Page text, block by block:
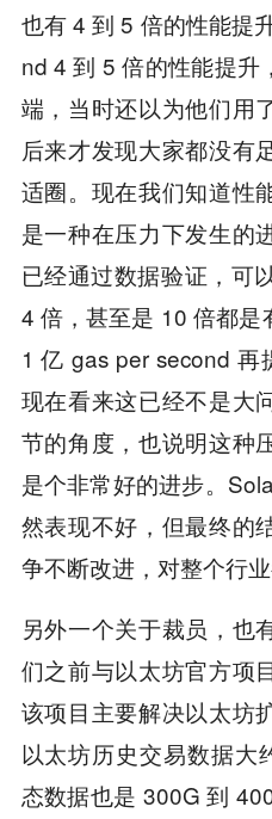
也有 4 到 5 倍的性能提
nd 4 到 5 倍的性能提升
端，当时还以为他们用
后来才发现大家都没有
适圈。现在我们知道性
是一种在压力下发生的
已经通过数据验证，可
4 倍，甚至是 10 倍都
1 亿 gas per second
现在看来这已经不是大
节的角度，也说明这种
是个非常好的进步。
然表现不好，但最终的
争不断改进，对整个行业
另外一个关于裁员，也
们之前与以太坊官方项
该项目主要解决以太坊
以太坊历史交易数据大
态数据也是 300G 到